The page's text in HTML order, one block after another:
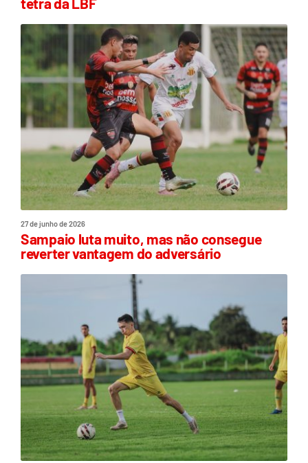
27 de junho de 2026
Sampaio luta muito, mas não consegue
reverter vantagem do adversário